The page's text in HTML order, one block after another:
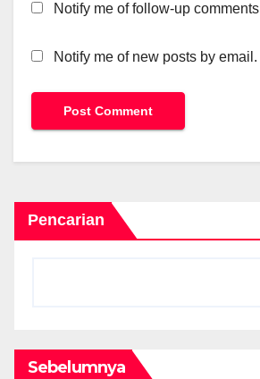
Notify me of follow-up
Notify me of new posts by email.
Pencarian
Sebelumnya